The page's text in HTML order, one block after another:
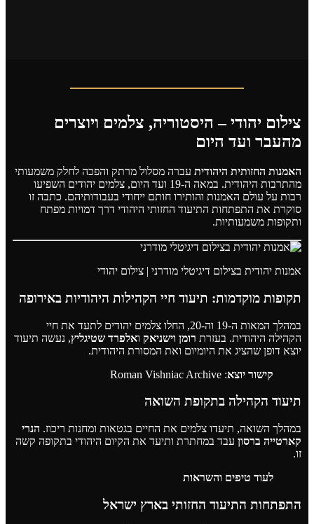
צילום יהודי – היסטוריה, צלמים ויוצרים
מהעבר ועד היום
האמנות החזותית היהודית עברה מסלול מרתק והפכה לחלק משמעותי
מהתרבות היהודית. במאה ה-19 ועד היום, צלמים יהודים השפיעו
רבות על עולם האמנות והותירו חותם ייחודי בעבודותיהם. כתבה זו
סוקרת את התפתחות התיעוד החזותי היהודי דרך דמויות מפתח
ותקופות משמעותיות.
אמנות יהודית בצילום דיגיטלי מודרני | צילום יהודי
תקופות מוקדמות: תיעוד חיי הקהילות היהודיות באירופה
במהלך המאות ה-19 וה-20, החלו צלמים יהודים לתעד את חיי
הקהילה היהודית. בעזרת רומן וישניאק ואלפרד שטיגליץ, נעשה תיעוד
יוצא דופן שהציג את היומיום ואת המסורת היהודית.
קישור יוצא:
Roman Vishniac Archive
תיעוד הקהילה בתקופת השואה
במהלך השואה, תיעדו צלמים את החיים בגטאות ומחנות ריכוז. הנרי
קארטייה ברסון עבד במחתרת ותיעד את הקיום היהודי בתקופה קשה
זו.
לעוד טיפים והשראות
התפתחות התיעוד החזותי בארץ ישראל